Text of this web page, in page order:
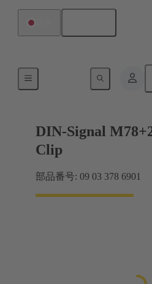
マザーボード ツー ドータ
DIN-Signal
Clip
部品番号: 09 03 378 6901